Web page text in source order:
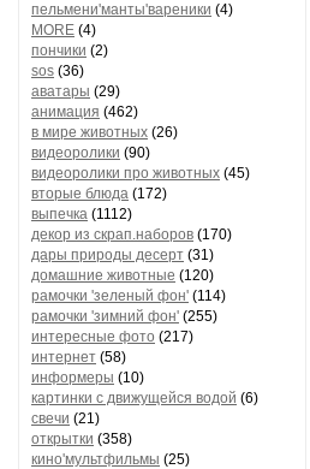
пельмени'манты'вареники (4)
MORE (4)
пончики (2)
sos (36)
аватары (29)
анимация (462)
в мире животных (26)
видеоролики (90)
видеоролики про животных (45)
вторые блюда (172)
выпечка (1112)
декор из скрап.наборов (170)
дары природы десерт (31)
домашние животные (120)
рамочки 'зеленый фон' (114)
рамочки 'зимний фон' (255)
интересные фото (217)
интернет (58)
информеры (10)
картинки с движущейся водой (6)
свечи (21)
открытки (358)
кино'мультфильмы (25)